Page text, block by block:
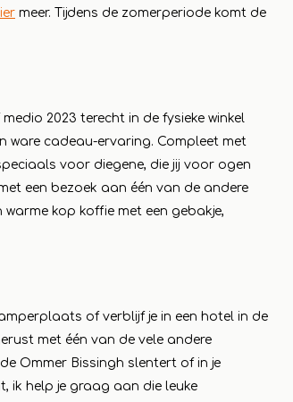
meer. Tijdens de zomerperiode komt de
2023 terecht in de fysieke winkel
ware cadeau-ervaring. Compleet met
voor diegene, die jij voor ogen
een bezoek aan één van de andere
kop koffie met een gebakje,
of verblijf je in een hotel in de
met één van de vele andere
Ommer Bissingh slentert of in je
ik help je graag aan die leuke